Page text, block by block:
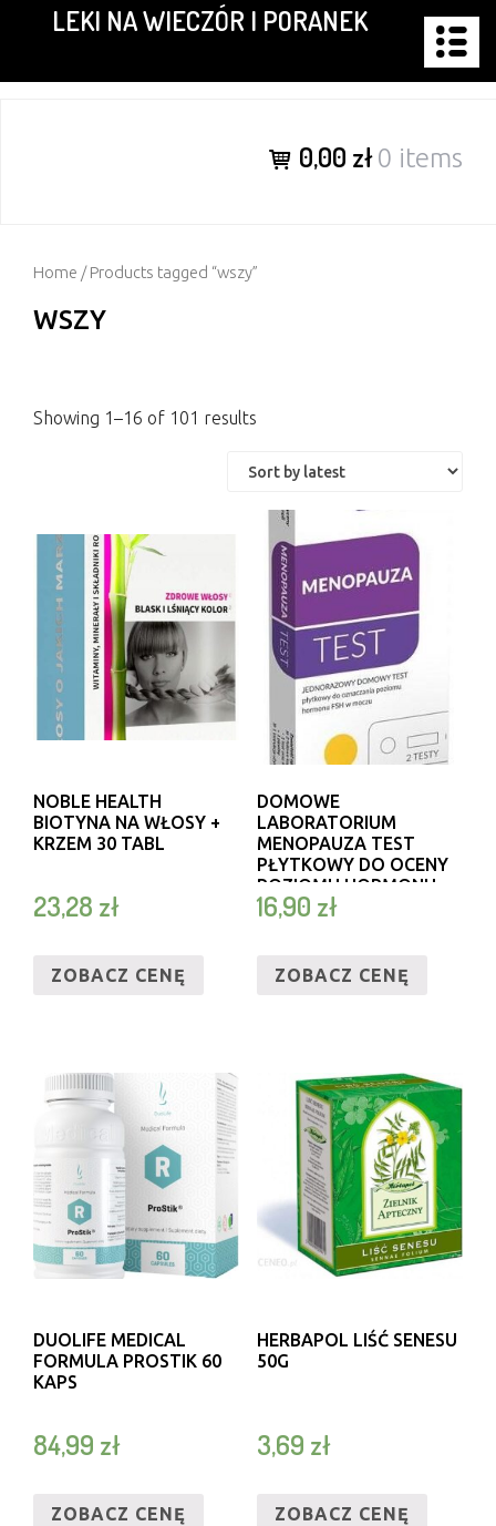
content
LEKI NA WIECZÓR I PORANEK
0,00 zł0 items
Home / Products tagged “wszy”
WSZY
Showing 1–16 of 101 results
NOBLE HEALTH
BIOTYNA NA WŁOSY +
KRZEM 30 TABL
23,28 zł
ZOBACZ CENĘ
DOMOWE
LABORATORIUM
MENOPAUZA TEST
PŁYTKOWY DO OCENY
POZIOMU HORMONU
FSH 2SZT.
16,90 zł
ZOBACZ CENĘ
DUOLIFE MEDICAL
FORMULA PROSTIK 60
KAPS
84,99 zł
ZOBACZ CENĘ
HERBAPOL LIŚĆ SENESU
50G
3,69 zł
ZOBACZ CENĘ